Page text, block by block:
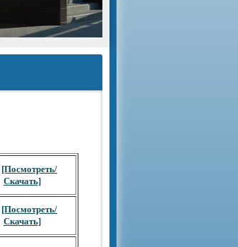
[Посмотреть/
Скачать]
[Посмотреть/
Скачать]